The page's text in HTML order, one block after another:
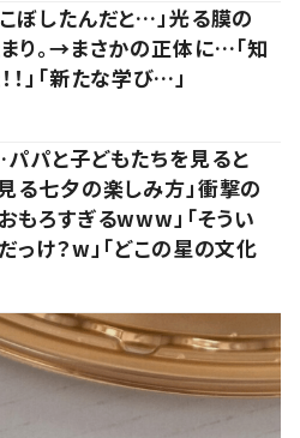
ぼしたんだと…」光る膜の
り。→まさかの正体に…「知
！」「新たな学び…」
パと子どもたちを見ると
る七夕の楽しみ方」衝撃の
もろすぎるwww」「そうい
っけ？w」「どこの星の文化